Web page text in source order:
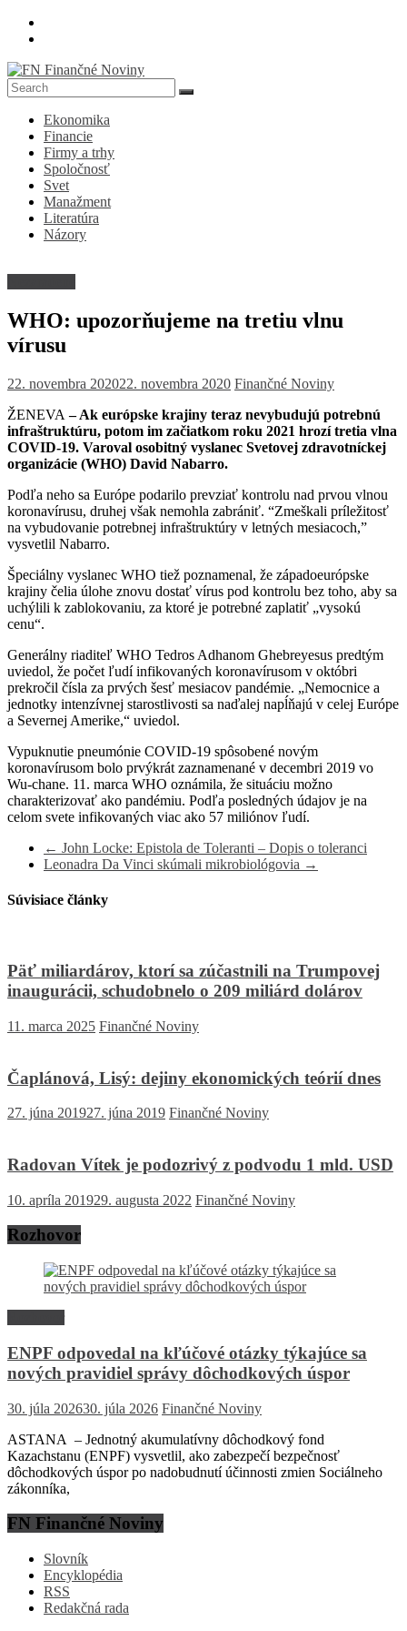
Skip
FN
Finančné
Noviny
Denník
ekonomike
spoločnosti
Ekonomika
Financie
Firmy a trhy
Spoločnosť
Svet
Manažment
Literatúra
Názory
WHO: upozorňujeme na tretiu vlnu
vírusu
22. novembra 202022. novembra 2020 Finančné Noviny
ŽENEVA – Ak európske krajiny teraz nevybudujú potrebnú
infraštruktúru, potom im začiatkom roku 2021 hrozí tretia vlna
COVID-19. Varoval osobitný vyslanec Svetovej zdravotníckej
organizácie (WHO) David Nabarro.
Podľa neho sa Európe podarilo prevziať kontrolu nad prvou vlnou
koronavírusu, druhej však nemohla zabrániť. “Zmeškali príležitosť
na vybudovanie potrebnej infraštruktúry v letných mesiacoch,”
vysvetlil Nabarro.
Špeciálny vyslanec WHO tiež poznamenal, že západoeurópske
krajiny čelia úlohe znovu dostať vírus pod kontrolu bez toho, aby sa
uchýlili k zablokovaniu, za ktoré je potrebné zaplatiť „vysokú
cenu“.
Generálny riaditeľ WHO Tedros Adhanom Ghebreyesus predtým
uviedol, že počet ľudí infikovaných koronavírusom v októbri
prekročil čísla za prvých šesť mesiacov pandémie. „Nemocnice a
jednotky intenzívnej starostlivosti sa naďalej napĺňajú v celej Európe
a Severnej Amerike,“ uviedol.
Vypuknutie pneumónie COVID-19 spôsobené novým
koronavírusom bolo prvýkrát zaznamenané v decembri 2019 vo
Wu-chane. 11. marca WHO oznámila, že situáciu možno
charakterizovať ako pandémiu. Podľa posledných údajov je na
celom svete infikovaných viac ako 57 miliónov ľudí.
← John Locke: Epistola de Toleranti – Dopis o toleranci
Leonadra Da Vinci skúmali mikrobiológovia →
Súvisiace články
Päť miliardárov, ktorí sa zúčastnili na Trumpovej
inaugurácii, schudobnelo o 209 miliárd dolárov
11. marca 2025 Finančné Noviny
Čaplánová, Lisý: dejiny ekonomických teórií dnes
27. júna 201927. júna 2019 Finančné Noviny
Radovan Vítek je podozrivý z podvodu 1 mld. USD
10. apríla 201929. augusta 2022 Finančné Noviny
Rozhovor
ENPF odpovedal na kľúčové otázky týkajúce sa
nových pravidiel správy dôchodkových úspor
30. júla 202630. júla 2026 Finančné Noviny
ASTANA – Jednotný akumulatívny dôchodkový fond
Kazachstanu (ENPF) vysvetlil, ako zabezpečí bezpečnosť
dôchodkových úspor po nadobudnutí účinnosti zmien Sociálneho
zákonníka,
FN Finančné Noviny
Slovník
Encyklopédia
RSS
Redakčná rada